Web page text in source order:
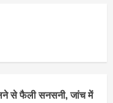
से फैली सनसनी, जांच में